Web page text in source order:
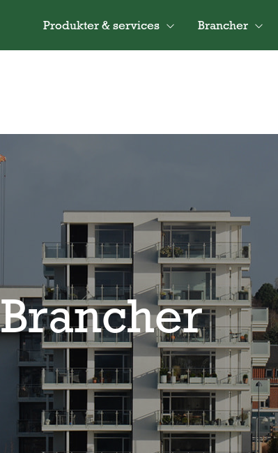
Produkter & services Brancher
Brancher